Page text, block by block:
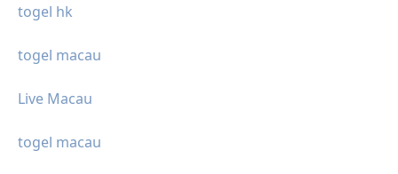
togel hk
togel macau
Live Macau
togel macau